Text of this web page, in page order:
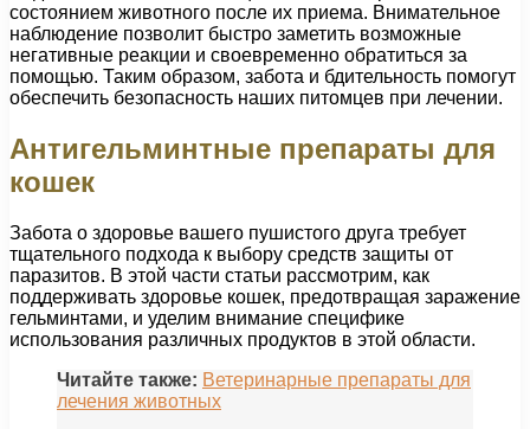
состоянием животного после их приема. Внимательное
наблюдение позволит быстро заметить возможные
негативные реакции и своевременно обратиться за
помощью. Таким образом, забота и бдительность помогут
обеспечить безопасность наших питомцев при лечении.
Антигельминтные препараты для
кошек
Забота о здоровье вашего пушистого друга требует
тщательного подхода к выбору средств защиты от
паразитов. В этой части статьи рассмотрим, как
поддерживать здоровье кошек, предотвращая заражение
гельминтами, и уделим внимание специфике
использования различных продуктов в этой области.
Читайте также: Ветеринарные препараты для
лечения животных